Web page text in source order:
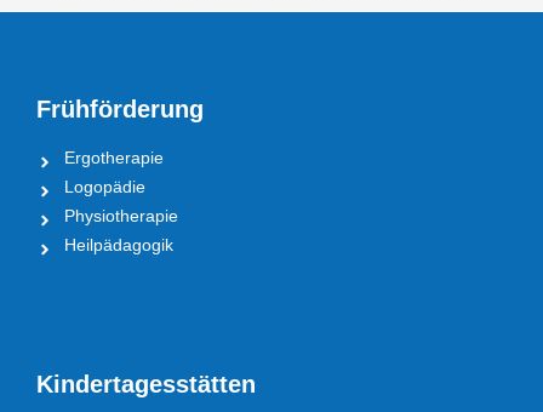
Frühförderung
Ergotherapie
Logopädie
Physiotherapie
Heilpädagogik
Kindertagesstätten